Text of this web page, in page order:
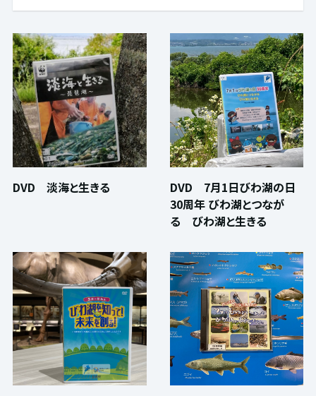
DVD 淡海と生きる
DVD 7月1日びわ湖の日
30周年 びわ湖とつなが
る びわ湖と生きる